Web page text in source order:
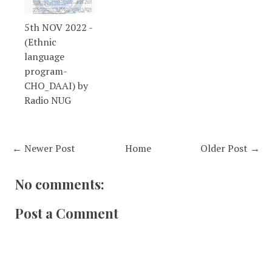
5th NOV 2022 -
(Ethnic
language
program-
CHO_DAAI) by
Radio NUG
← Newer Post Older Post →
Home
No comments:
Post a Comment